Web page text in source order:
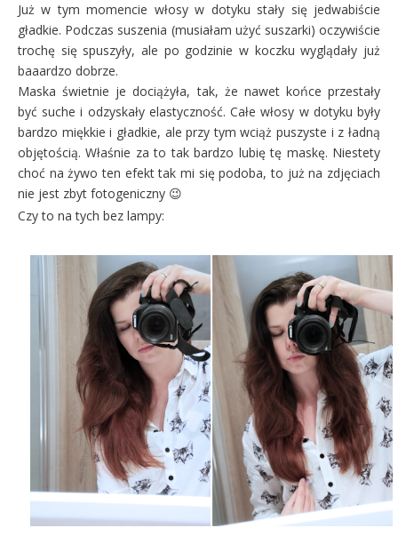
Już w tym momencie włosy w dotyku stały się jedwabiście
gładkie. Podczas suszenia (musiałam użyć suszarki) oczywiście
trochę się spuszyły, ale po godzinie w koczku wyglądały już
baaardzo dobrze.
Maska świetnie je dociążyła, tak, że nawet końce przestały
być suche i odzyskały elastyczność. Całe włosy w dotyku były
bardzo miękkie i gładkie, ale przy tym wciąż puszyste i z ładną
objętością. Właśnie za to tak bardzo lubię tę maskę. Niestety
choć na żywo ten efekt tak mi się podoba, to już na zdjęciach
nie jest zbyt fotogeniczny 😉
Czy to na tych bez lampy: